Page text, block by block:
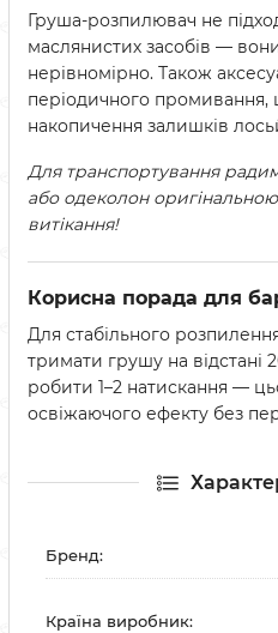
Груша-розпилювач не
маслянистих засобів —
нерівномірно. Також
періодичного промивання,
накопичення залишків
Для транспортування
або одеколон
витікання!
Корисна порада для
Для стабільного
тримати грушу на відстані
робити 1–2 натискання —
освіжаючого ефекту без
Бренд:
Країна виробник: